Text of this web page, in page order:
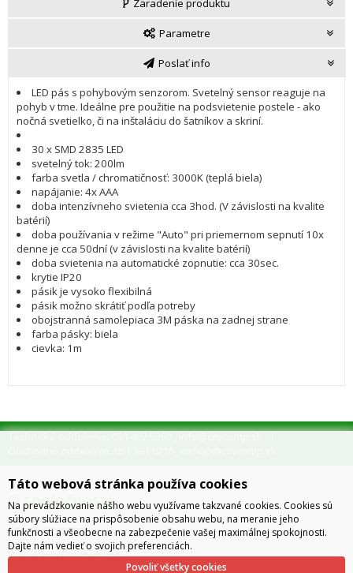
Zaradenie produktu
Parametre
Poslať info
LED pás s pohybovým senzorom. Svetelný sensor reaguje na
pohyb v tme. Ideálne pre použitie na podsvietenie postele - ako
nočná svetielko, či na inštaláciu do šatníkov a skriní.
30 x SMD 2835 LED
svetelný tok: 200lm
farba svetla / chromatičnosť: 3000K (teplá biela)
napájanie: 4x AAA
doba intenzívneho svietenia cca 3hod. (V závislosti na kvalite
batérií)
doba používania v režime "Auto" pri priemernom sepnutí 10x
denne je cca 50dní (v závislosti na kvalite batérií)
doba svietenia na automatické zopnutie: cca 30sec.
krytie IP20
pásik je vysoko flexibilná
pásik možno skrátiť podľa potreby
obojstranná samolepiaca 3M páska na zadnej strane
farba pásky: biela
cievka: 1m
O spoločnosti
Kto je citycomp
Ako nakupovať
Táto webová stránka používa cookies
Na prevádzkovanie nášho webu využívame takzvané cookies. Cookies sú
súbory slúžiace na prispôsobenie obsahu webu, na meranie jeho
funkčnosti a všeobecne na zabezpečenie vašej maximálnej spokojnosti.
Dajte nám vedieť o svojich preferenciách.
Povoliť všetky cookies